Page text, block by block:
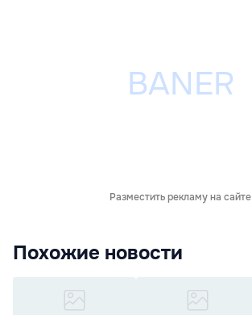
Разместить рекламу на сайте
Похожие новости